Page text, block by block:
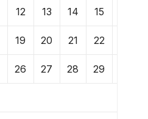
12 13 14 15
19 20 21 22
26 27 28 29